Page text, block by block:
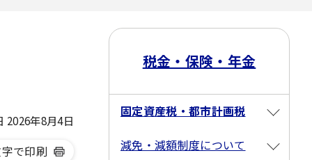
年8月4日
で印刷
税金・保険・年金
固定資産税・都市計画税
減免・減額制度について